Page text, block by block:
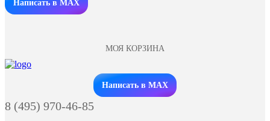
Написать в MAX
МОЯ КОРЗИНА
Заказать звонок
Написать в MAX
8 (495) 970-46-85